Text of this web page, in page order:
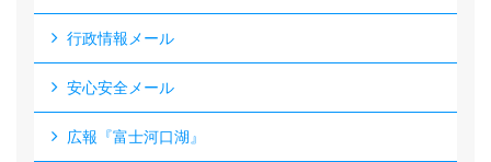
行政情報メール
安心安全メール
広報『富士河口湖』